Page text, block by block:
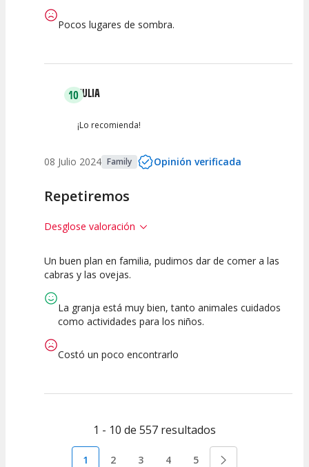
Pocos lugares de sombra.
10JULIA
¡Lo recomienda!
08 Julio 2024 Family Opinión verificada
Repetiremos
Desglose valoración
10
Actividad
10
Personal /
Guia
Un buen plan en familia, pudimos dar de comer a las
cabras y las ovejas.
La granja está muy bien, tanto animales cuidados
como actividades para los niños.
Costó un poco encontrarlo
1 - 10 de 557 resultados
1 2 3 4 5